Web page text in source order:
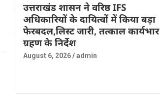
उत्तराखंड शासन ने वरिष्ठ IFS
अधिकारियों के दायित्वों में किया बड़ा
फेरबदल,लिस्ट जारी, तत्काल कार्यभार
ग्रहण के निर्देश
August 6, 2026 admin